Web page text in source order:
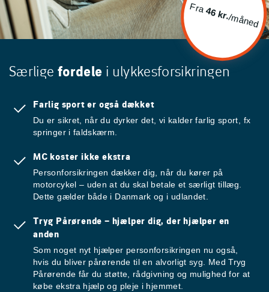
Fra46 kr./måned
Særlige fordele i ulykkesforsikringen
Farlig sport er også dækket
Du er sikret, når du dyrker det, vi kalder farlig sport, fx
springer i faldskærm.
MC koster ikke ekstra
Personforsikringen dækker dig, når du kører på
motorcykel – uden at du skal betale et særligt tillæg.
Dette gælder både i Danmark og i udlandet.
Tryg Pårørende – hjælper dig, der hjælper en
anden
Som noget nyt hjælper personforsikringen nu også,
hvis du bliver pårørende til en alvorligt syg. Med Tryg
Pårørende får du støtte, rådgivning og mulighed for at
købe ekstra hjælp og pleje i hjemmet.